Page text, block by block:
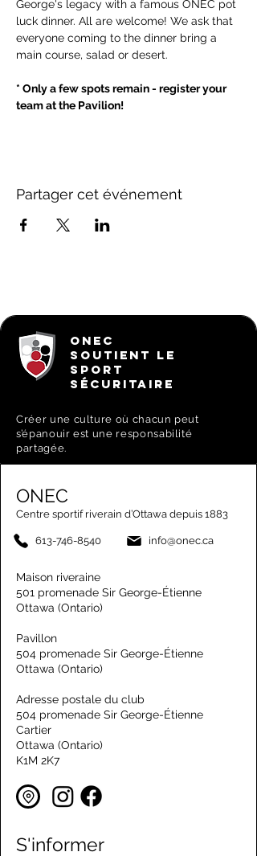
George's legacy with a famous ONEC pot
luck dinner. All are welcome! We ask that
everyone coming to the dinner bring a
main course, salad or desert.
* Only a few spots remain - register your
team at the Pavilion!
Partager cet événement
ONEC
SOUTIENT LE
SPORT
SÉCURITAIRE
Créer une culture où chacun peut
s’épanouir est une responsabilité
partagée.
ONEC
Centre sportif riverain d’Ottawa depuis 1883
613-746-8540 info@onec.ca
Maison riveraine
501 promenade Sir George-Étienne
Ottawa (Ontario)
Pavillon
504 promenade Sir George-Étienne
Ottawa (Ontario)
Adresse postale du club
504 promenade Sir George-Étienne
Cartier
Ottawa (Ontario)
K1M 2K7
S'informer